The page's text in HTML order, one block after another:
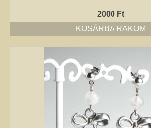
2000 Ft
KOSÁRBA RAKOM